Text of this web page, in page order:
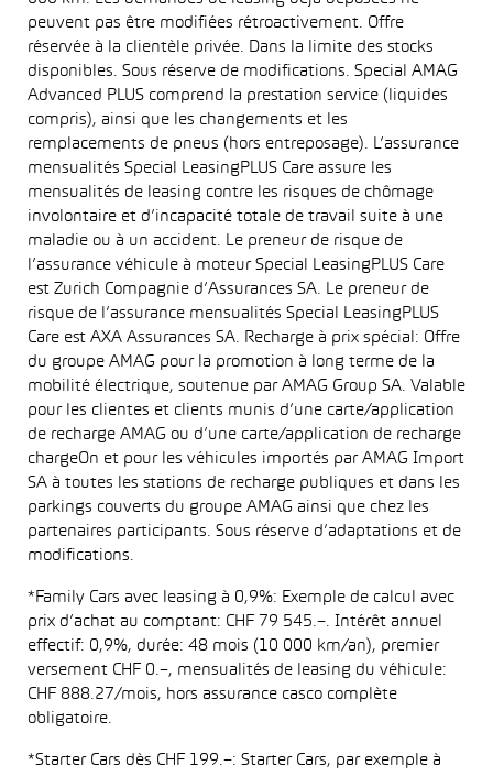
peuvent pas être modifiées rétroactivement. Offre
réservée à la clientèle privée. Dans la limite des stocks
disponibles. Sous réserve de modifications. Special AMAG
Advanced PLUS comprend la prestation service (liquides
compris), ainsi que les changements et les
remplacements de pneus (hors entreposage). L’assurance
mensualités Special LeasingPLUS Care assure les
mensualités de leasing contre les risques de chômage
involontaire et d’incapacité totale de travail suite à une
maladie ou à un accident. Le preneur de risque de
l’assurance véhicule à moteur Special LeasingPLUS Care
est Zurich Compagnie d’Assurances SA. Le preneur de
risque de l’assurance mensualités Special LeasingPLUS
Care est AXA Assurances SA. Recharge à prix spécial: Offre
du groupe AMAG pour la promotion à long terme de la
mobilité électrique, soutenue par AMAG Group SA. Valable
pour les clientes et clients munis d’une carte/application
de recharge AMAG ou d’une carte/application de recharge
chargeOn et pour les véhicules importés par AMAG Import
SA à toutes les stations de recharge publiques et dans les
parkings couverts du groupe AMAG ainsi que chez les
partenaires participants. Sous réserve d’adaptations et de
modifications.
*Family Cars avec leasing à 0,9%: Exemple de calcul avec
prix d’achat au comptant: CHF 79 545.–. Intérêt annuel
effectif: 0,9%, durée: 48 mois (10 000 km/an), premier
versement CHF 0.–, mensualités de leasing du véhicule:
CHF 888.27/mois, hors assurance casco complète
obligatoire.
*Starter Cars dès CHF 199.–: Starter Cars, par exemple à